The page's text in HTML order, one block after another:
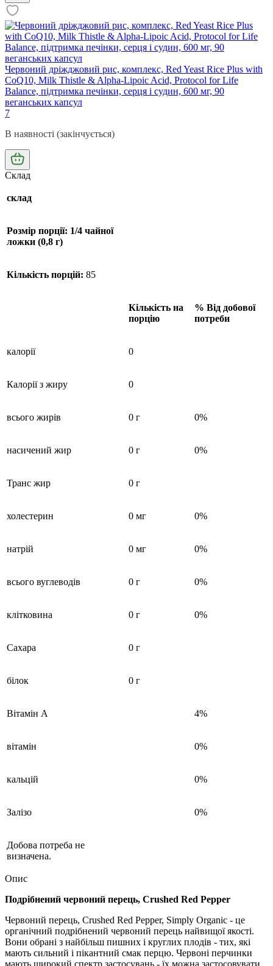
Червоний дріжджовий рис, комплекс, Red Yeast Rice Plus with
CoQ10, Milk Thistle & Alpha-Lipoic Acid, Protocol for Life
Balance, підтримка печінки, серця і судин, 600 мг, 90
веганських капсул
7
В наявності (закінчується)
Склад
склад
Розмір порції: 1/4 чайної
ложки (0,8 г)
Кількість порцій: 85
Кількість на
порцію
% Від добової
потреби
калорії 0
Калорії з жиру 0
всього жирів 0 г 0%
насичений жир 0 г 0%
Транс жир 0 г
холестерин 0 мг 0%
натрій 0 мг 0%
всього вуглеводів 0 г 0%
клітковина 0 г 0%
Сахара 0 г
білок 0 г
Вітамін А 4%
вітамін 0%
кальцій 0%
Залізо 0%
Добова потреба не
визначена.
Опис
Подрібнений червоний перець, Crushed Red Pepper
Червоний перець, Crushed Red Pepper, Simply Organic - це
органічний подрібнений червоний перець найвищої якості.
Вони обрані з найбільш пишних і круглих плодів - тих, які
мають сильний і пікантний смак перцю. Червоні перчинки
мають широкий спектр застосувань - їх можна застосовувати